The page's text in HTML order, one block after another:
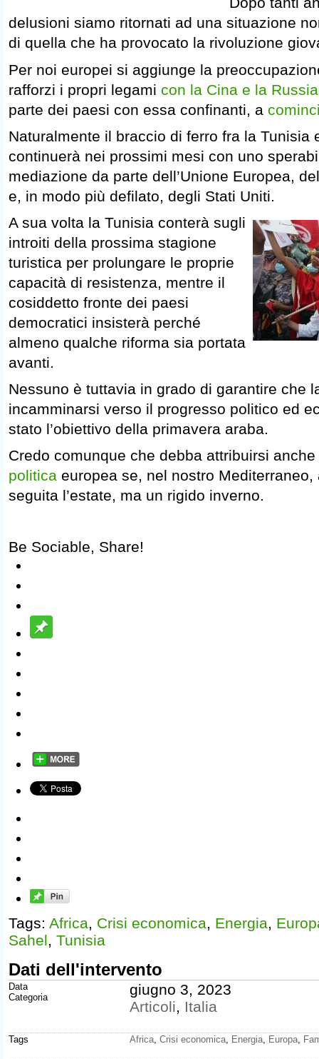
delusioni siamo ritornati ad una situazione
di quella che ha provocato la rivoluzione
Per noi europei si aggiunge la
rafforzi i propri legami con la Cina e la Russia
parte dei paesi con essa confinanti, a
Naturalmente il braccio di ferro fra la Tunisia
continuerà nei prossimi mesi con uno
mediazione da parte dell’Unione Europea,
e, in modo più defilato, degli Stati Uniti.
A sua volta la Tunisia conterà sugli
introiti della prossima stagione
turistica per prolungare le proprie
capacità di resistenza, mentre il
cosiddetto fronte dei paesi
democratici insisterà perché
almeno qualche riforma sia portata
avanti.
Nessuno è tuttavia in grado di garantire che
incamminarsi verso il progresso politico ed
stato l’obiettivo della primavera araba.
Credo comunque che debba attribuirsi
politica europea se, nel nostro
seguita l’estate, ma un rigido inverno.
Be Sociable, Share!
Tags: Africa, Crisi economica, Energia,
Sahel, Tunisia
Dati dell'intervento
Data
Categoria
giugno 3, 2023
Articoli, Italia
Tags Africa, Crisi economica, Energia, Europa,